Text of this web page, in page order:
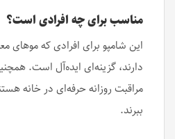
مناسب برای چه افرادی است؟
این شامپو برای افرادی که موهای
دارند، گزینه‌ای ایده‌آل است.
مراقبت روزانه حرفه‌ای در خانه
ببرند.